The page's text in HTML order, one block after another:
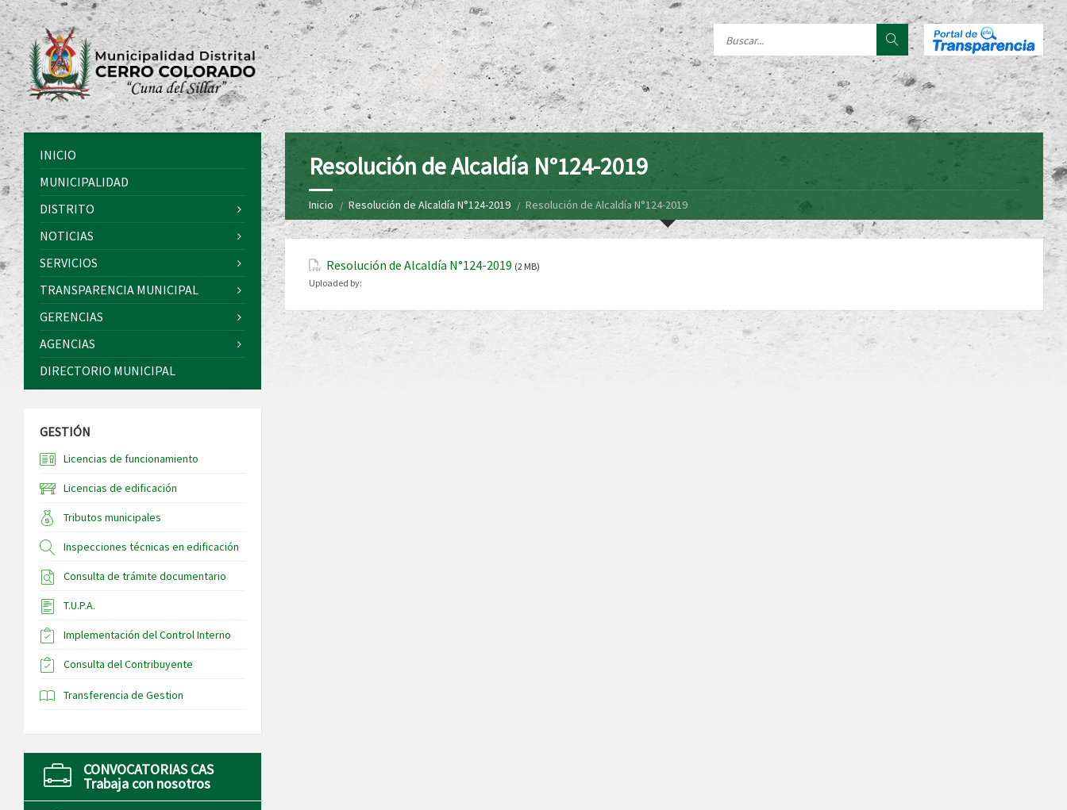
Resolución de Alcaldía N°124-2019
Inicio Resolución de Alcaldía N°124-2019 Resolución de Alcaldía N°124-2019
Resolución de Alcaldía N°124-2019 (2 MB)
Uploaded by:
INICIO
MUNICIPALIDAD
DISTRITO
NOTICIAS
SERVICIOS
TRANSPARENCIA MUNICIPAL
GERENCIAS
AGENCIAS
DIRECTORIO MUNICIPAL
GESTIÓN
Licencias de funcionamiento
Licencias de edificación
Tributos municipales
Inspecciones técnicas en edificación
Consulta de trámite documentario
T.U.P.A.
Implementación del Control Interno
Consulta del Contribuyente
Transferencia de Gestion
CONVOCATORIAS CAS
Trabaja con nosotros